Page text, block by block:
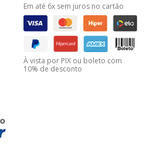
Em até 6x sem juros no cartão
À vista por PIX ou boleto com
10% de desconto